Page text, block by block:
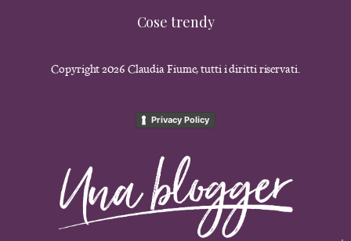
Cose trendy
Copyright 2026 Claudia Fiume, tutti i diritti riservati.
Privacy Policy